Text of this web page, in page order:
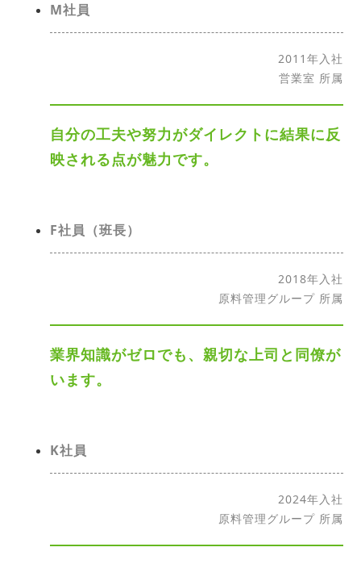
M社員
2011年入社
営業室 所属
自分の工夫や努力がダイレクトに結果に反
映される点が魅力です。
F社員（班長）
2018年入社
原料管理グループ 所属
業界知識がゼロでも、親切な上司と同僚が
います。
K社員
2024年入社
原料管理グループ 所属